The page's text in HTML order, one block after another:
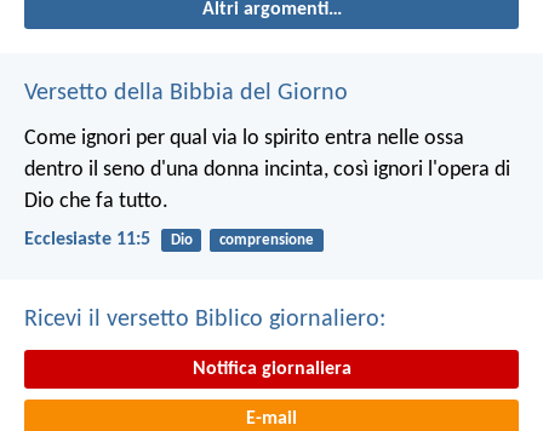
Altri argomenti…
Versetto della Bibbia del Giorno
Come ignori per qual via lo spirito entra nelle ossa
dentro il seno d'una donna incinta, così ignori l'opera di
Dio che fa tutto.
Ecclesiaste 11:5 Dio comprensione
Ricevi il versetto Biblico giornaliero:
Notifica giornaliera
E-mail